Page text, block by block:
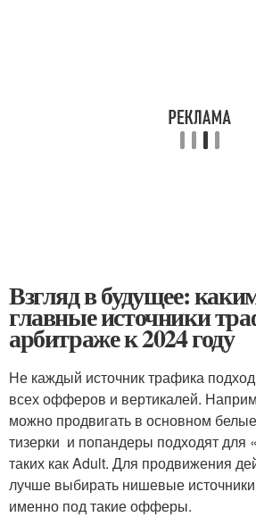
Взгляд в будущее:
главные источники
арбитраже к 2024 году
Не каждый источник трафика
всех офферов и вертикалей.
можно продвигать в основном
тизерки и попандеры подходят для
таких как Adult. Для продвижения
лучше выбирать нишевые
именно под такие офферы.